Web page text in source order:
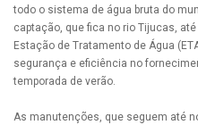
todo o sistema de água bruta do
captação, que fica no rio Tijucas,
Estação de Tratamento de Água
segurança e eficiência no
temporada de verão.
As manutenções, que seguem até